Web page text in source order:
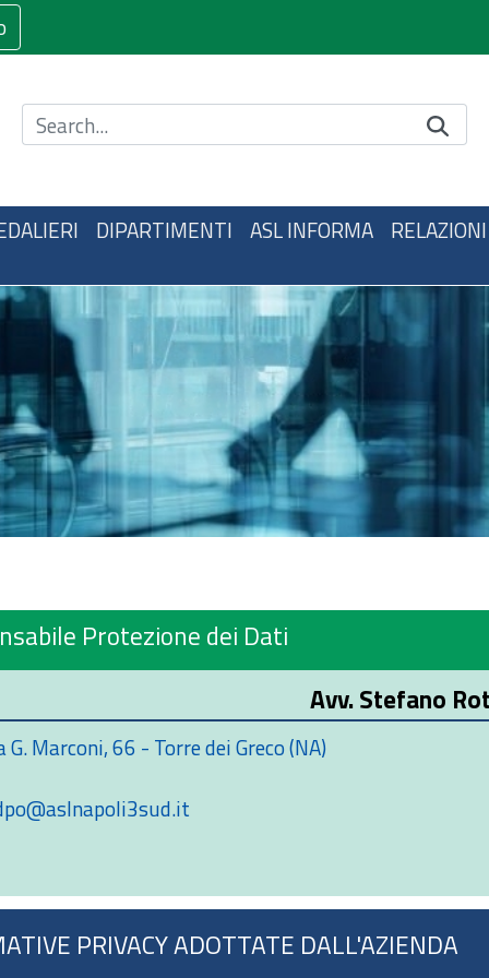
Cerca nel sito
DIPARTIMENTI ASL INFORMA
Protezione dei Dati
Avv. Stefano
G. Marconi, 66 - Torre dei Greco (NA)
PRIVACY ADOTTATE DALL'AZIENDA